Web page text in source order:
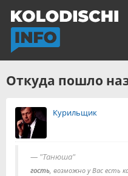
Откуда пошло
Курильщик
"Танюша"
гость, возможно у Вас есть